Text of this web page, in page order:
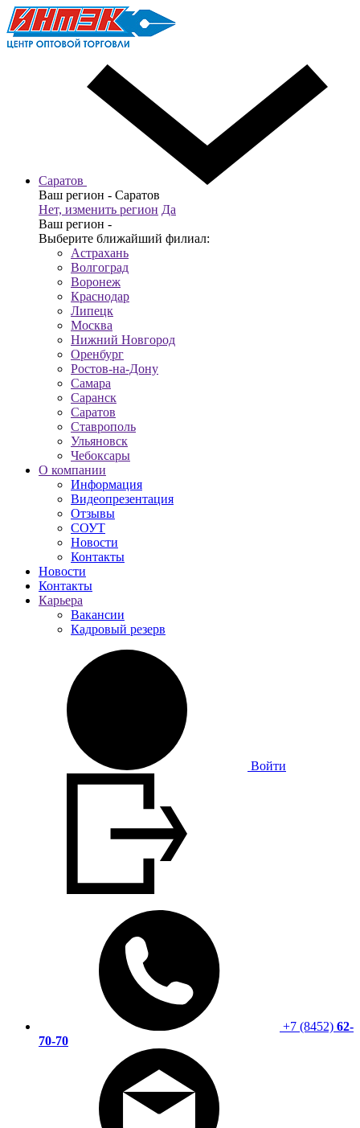
Саратов
Ваш регион - Саратов
Нет, изменить регион Да
Ваш регион -
Выберите ближайший филиал:
Астрахань
Волгоград
Воронеж
Краснодар
Липецк
Москва
Нижний Новгород
Оренбург
Ростов-на-Дону
Самара
Саранск
Саратов
Ставрополь
Ульяновск
Чебоксары
О компании
Информация
Видеопрезентация
Отзывы
СОУТ
Новости
Контакты
Новости
Контакты
Карьера
Вакансии
Кадровый резерв
Войти
+7 (8452) 62-
70-70